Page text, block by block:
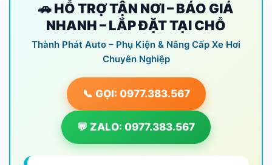
🚗 HỖ TRỢ TẬN NƠI – BÁO GIÁ
NHANH – LẮP ĐẶT TẠI CHỖ
Thành Phát Auto – Phụ Kiện & Nâng Cấp Xe Hơi
Chuyên Nghiệp
📞 GỌI: 0977.383.567
💬 ZALO: 0977.383.567